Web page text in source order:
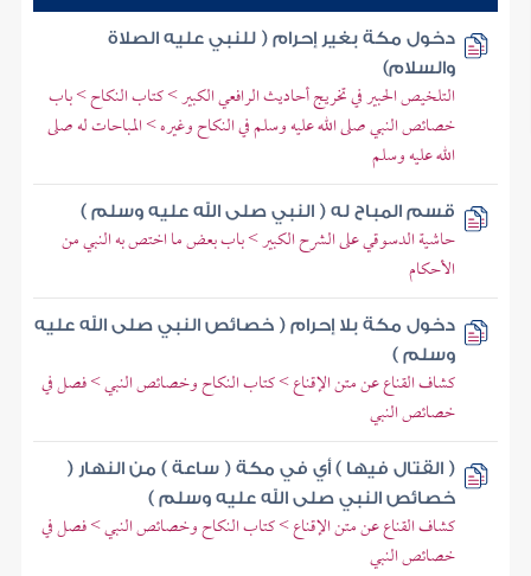
دخول مكة بغير إحرام ( للنبي عليه الصلاة
والسلام)
التلخيص الحبير في تخريج أحاديث الرافعي الكبير > كتاب النكاح > باب
خصائص النبي صلى الله عليه وسلم في النكاح وغيره > المباحات له صلى
الله عليه وسلم
قسم المباح له ( النبي صلى الله عليه وسلم )
حاشية الدسوقي على الشرح الكبير > باب بعض ما اختص به النبي من
الأحكام
دخول مكة بلا إحرام ( خصائص النبي صلى الله عليه
وسلم )
كشاف القناع عن متن الإقناع > كتاب النكاح وخصائص النبي > فصل في
خصائص النبي
( القتال فيها ) أي في مكة ( ساعة ) من النهار (
خصائص النبي صلى الله عليه وسلم )
كشاف القناع عن متن الإقناع > كتاب النكاح وخصائص النبي > فصل في
خصائص النبي